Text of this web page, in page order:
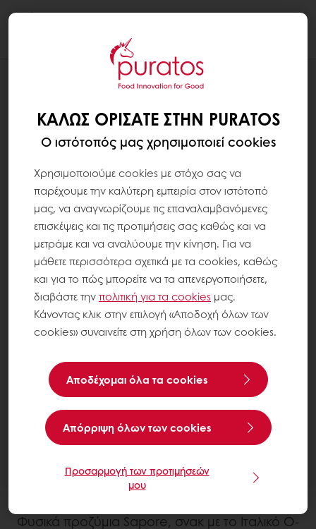
VISION MAGAZINES
Φυσικά προζύμια Sapore, σνακ με το Ιταλικό O-
ΚΑΛΏΣ ΟΡΊΣΑΤΕ ΣΤΗΝ PURATOS
Ο ιστότοπός μας χρησιμοποιεί cookies
Χρησιμοποιούμε cookies με στόχο σας να
παρέχουμε την καλύτερη εμπειρία στον ιστότοπό
μας, να αναγνωρίζουμε τις επαναλαμβανόμενες
επισκέψεις και τις προτιμήσεις σας καθώς και να
μετράμε και να αναλύουμε την κίνηση. Για να
μάθετε περισσότερα σχετικά με τα cookies, καθώς
και για το πώς μπορείτε να τα απενεργοποιήσετε,
διαβάστε τηνπολιτική για τα cookies μας.
Κάνοντας κλικ στην επιλογή «Αποδοχή όλων των
cookies» συναινείτε στη χρήση όλων των cookies.
Αποδέχομαι όλα τα cookies
Aπόρριψη όλων των cookies
Προσαρμογή των προτιμήσεών
μου